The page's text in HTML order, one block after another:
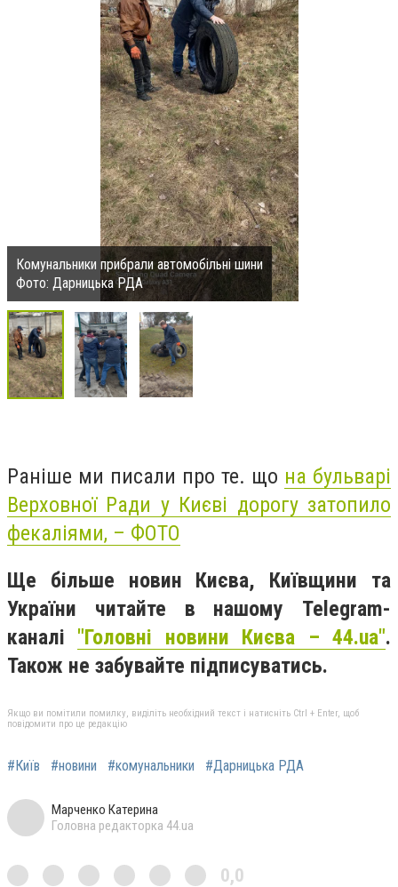
Комунальники прибрали автомобільні шини
Фото: Дарницька РДА
Раніше ми писали про те. що на бульварі
Верховної Ради у Києві дорогу затопило
фекаліями, – ФОТО
Ще більше новин Києва, Київщини та
України читайте в нашому Telegram-
каналі "Головні новини Києва – 44.ua".
Також не забувайте підписуватись.
Якщо ви помітили помилку, виділіть необхідний текст і натисніть Ctrl + Enter, щоб
повідомити про це редакцію
#Київ #новини #комунальники #Дарницька РДА
Марченко Катерина
Головна редакторка 44.ua
0,0